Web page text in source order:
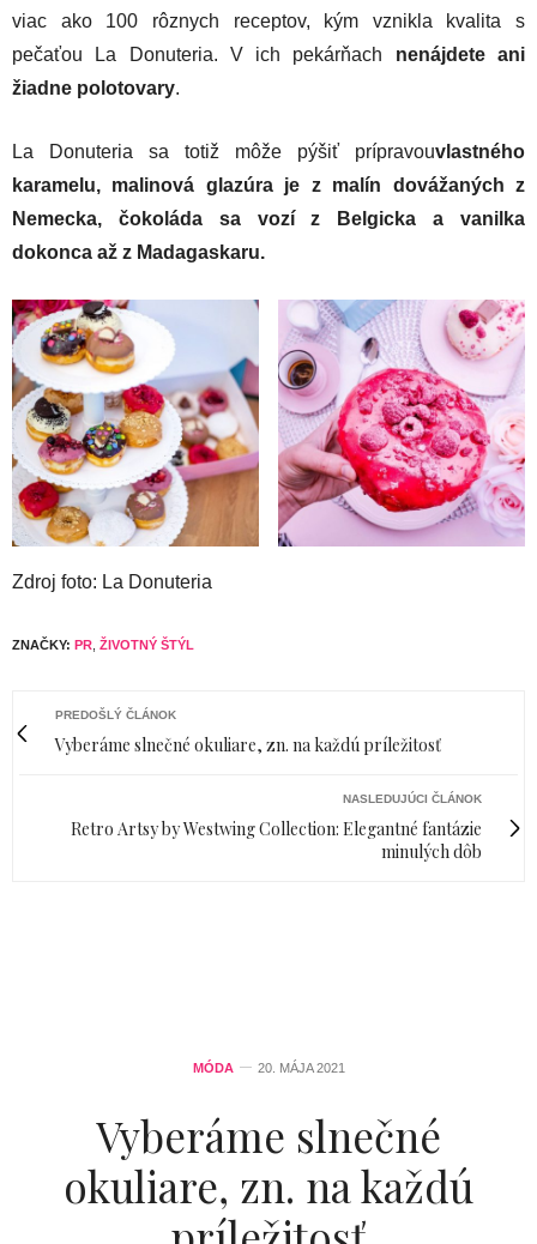
viac ako 100 rôznych receptov, kým vznikla kvalita s
pečaťou La Donuteria. V ich pekárňach nenájdete ani
žiadne polotovary.
La Donuteria sa totiž môže pýšiť prípravouvlastného
karamelu, malinová glazúra je z malín dovážaných z
Nemecka, čokoláda sa vozí z Belgicka a vanilka
dokonca až z Madagaskaru.
Zdroj foto: La Donuteria
ZNAČKY: PR, ŽIVOTNÝ ŠTÝL
PREDOŠLÝ ČLÁNOK
Vyberáme slnečné okuliare, zn. na každú príležitosť
NASLEDUJÚCI ČLÁNOK
Retro Artsy by Westwing Collection: Elegantné fantázie
minulých dôb
MÓDA 20. MÁJA 2021
Vyberáme slnečné
okuliare, zn. na každú